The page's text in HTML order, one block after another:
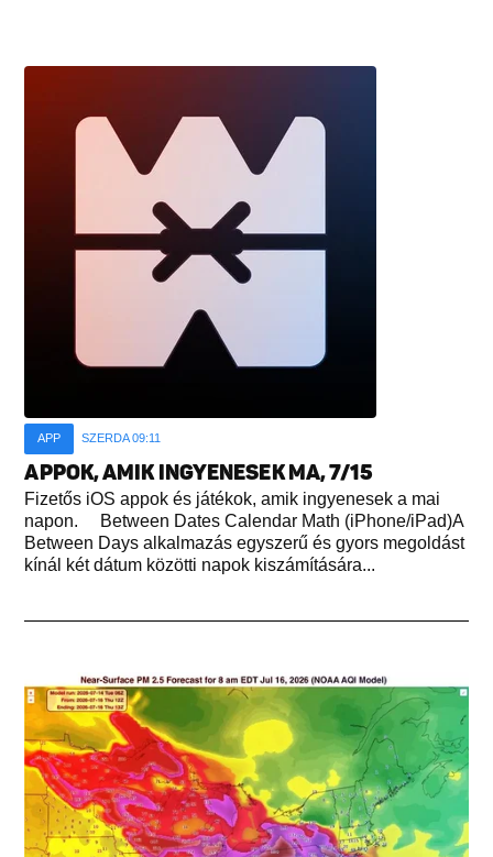
APP SZERDA 09:11
APPOK, AMIK INGYENESEK MA, 7/15
Fizetős iOS appok és játékok, amik ingyenesek a mai
napon. Between Dates Calendar Math (iPhone/iPad)A
Between Days alkalmazás egyszerű és gyors megoldást
kínál két dátum közötti napok kiszámítására...